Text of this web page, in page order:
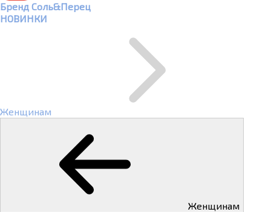
Бренд Соль&Перец
НОВИНКИ
Женщинам
Женщинам